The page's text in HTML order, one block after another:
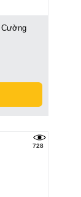
Cường
728